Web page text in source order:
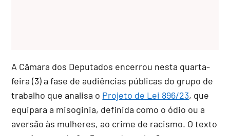
A Câmara dos Deputados encerrou nesta quarta-
feira (3) a fase de audiências públicas do grupo de
trabalho que analisa o Projeto de Lei 896/23, que
equipara a misoginia, definida como o ódio ou a
aversão às mulheres, ao crime de racismo. O texto